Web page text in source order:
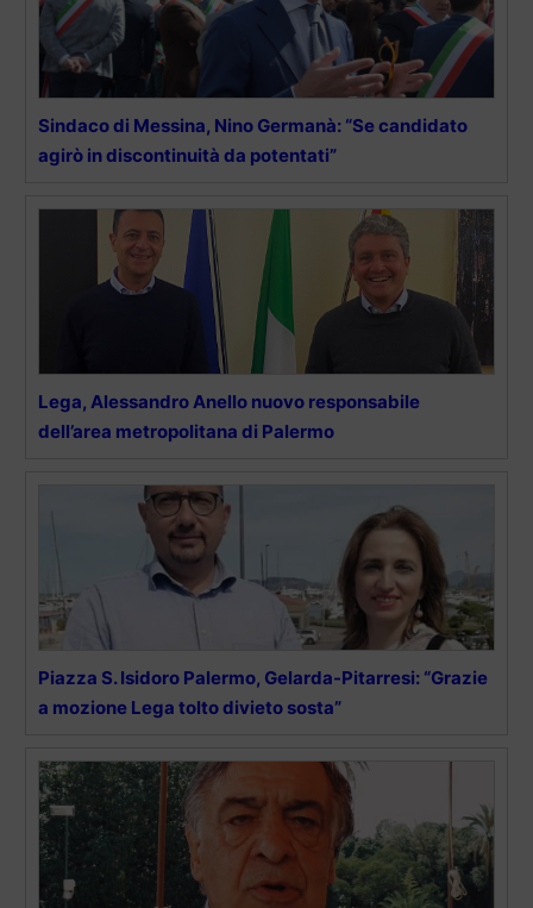
Sindaco di Messina, Nino Germanà: “Se candidato
agirò in discontinuità da potentati”
Lega, Alessandro Anello nuovo responsabile
dell’area metropolitana di Palermo
Piazza S. Isidoro Palermo, Gelarda-Pitarresi: “Grazie
a mozione Lega tolto divieto sosta”